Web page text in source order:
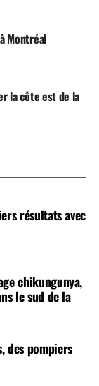
Montréal
la côte est de la
résultats avec
chikungunya,
le sud de la
des pompiers